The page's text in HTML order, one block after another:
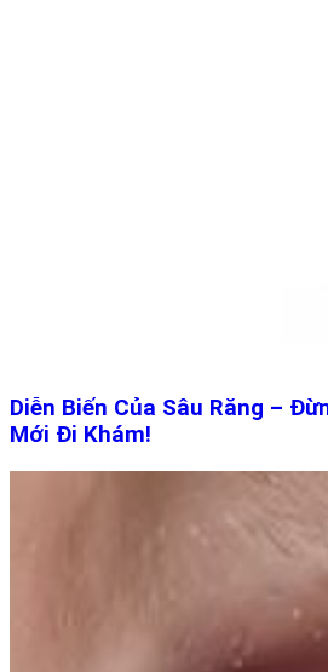
Diễn Biến Của Sâu Răng –
Mới Đi Khám!